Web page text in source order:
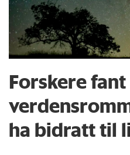
Forskere
ha bidratt til